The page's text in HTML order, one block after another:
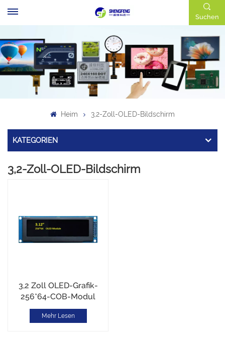
Suchen
Heim 3,2-Zoll-OLED-Bildschirm
KATEGORIEN
3,2-Zoll-OLED-Bildschirm
3,2 Zoll OLED-Grafik-
256*64-COB-Modul
Mehr Lesen